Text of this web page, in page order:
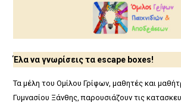
Έλα να γνωρίσεις τα escape boxes!
Τα μέλη του Ομίλου Γρίφων, μαθητές και
Γυμνασίου Ξάνθης, παρουσιάζουν τις